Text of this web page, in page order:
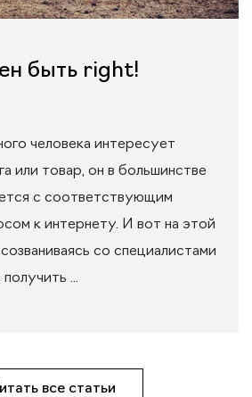
быть right!
человека интересует
или товар, он в большинстве
с соответствующим
к интернету. И вот на этой
со специалистами
...
все статьи